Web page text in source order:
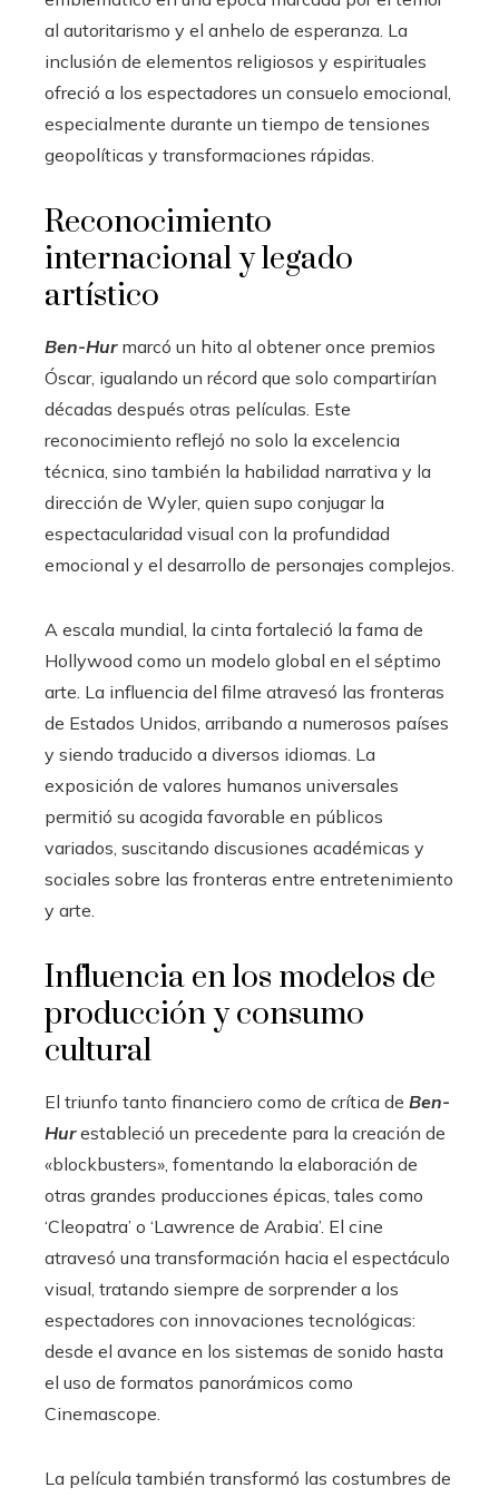
al autoritarismo y el anhelo de esperanza. La
inclusión de elementos religiosos y espirituales
ofreció a los espectadores un consuelo emocional,
especialmente durante un tiempo de tensiones
geopolíticas y transformaciones rápidas.
Reconocimiento
internacional y legado
artístico
Ben-Hur marcó un hito al obtener once premios
Óscar, igualando un récord que solo compartirían
décadas después otras películas. Este
reconocimiento reflejó no solo la excelencia
técnica, sino también la habilidad narrativa y la
dirección de Wyler, quien supo conjugar la
espectacularidad visual con la profundidad
emocional y el desarrollo de personajes complejos.
A escala mundial, la cinta fortaleció la fama de
Hollywood como un modelo global en el séptimo
arte. La influencia del filme atravesó las fronteras
de Estados Unidos, arribando a numerosos países
y siendo traducido a diversos idiomas. La
exposición de valores humanos universales
permitió su acogida favorable en públicos
variados, suscitando discusiones académicas y
sociales sobre las fronteras entre entretenimiento
y arte.
Influencia en los modelos de
producción y consumo
cultural
El triunfo tanto financiero como de crítica de Ben-
Hurestableció un precedente para la creación de
«blockbusters», fomentando la elaboración de
otras grandes producciones épicas, tales como
‘Cleopatra’ o ‘Lawrence de Arabia’. El cine
atravesó una transformación hacia el espectáculo
visual, tratando siempre de sorprender a los
espectadores con innovaciones tecnológicas:
desde el avance en los sistemas de sonido hasta
el uso de formatos panorámicos como
Cinemascope.
La película también transformó las costumbres de